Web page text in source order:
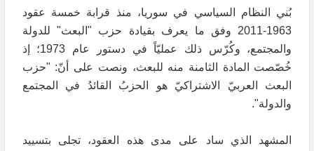
بُني النظام السياسي في سوريا، منذ قرابة خمسة عقود
1963-2011 وفق ما يعرف بقيادة حزب "البعث" للدولة
والمجتمع، وكُرّس ذلك عمليّاً في دستور عام 1973؛ إذ
خُصّصت المادة الثامنة منه للبعث، ونصت على أنّ: "حزب
البعث العربيّ الاشتراكيّ هو الحزبُ القائدُ في المجتمع
والدولة".
المشهد الذي ساد على مدى هذه العقود، تجلى بتسييد